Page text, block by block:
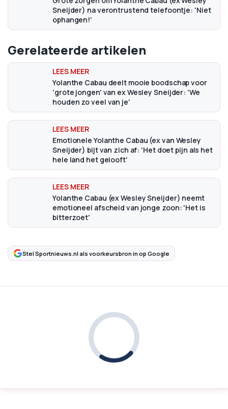
Sneijder) na verontrustend telefoontje: 'Niet
ophangen!'
Gerelateerde artikelen
Yolanthe Cabau deelt mooie boodschap voor
'grote jongen' van ex Wesley Sneijder: 'We
houden zo veel van je'
Emotionele Yolanthe Cabau (ex van Wesley
Sneijder) bijt van zich af: 'Het doet pijn als het
hele land het gelooft'
Yolanthe Cabau (ex Wesley Sneijder) neemt
emotioneel afscheid van jonge zoon: 'Het is
bitterzoet'
Stel Sportnieuws.nl als voorkeursbron in op Google